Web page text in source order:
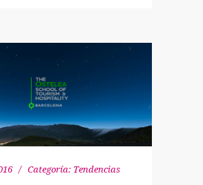
Categoría: Tendencias